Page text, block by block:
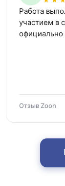
Работа
участием в
официально
Отзыв Zoon